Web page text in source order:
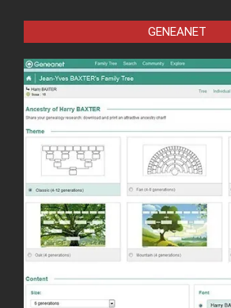
GENEANET